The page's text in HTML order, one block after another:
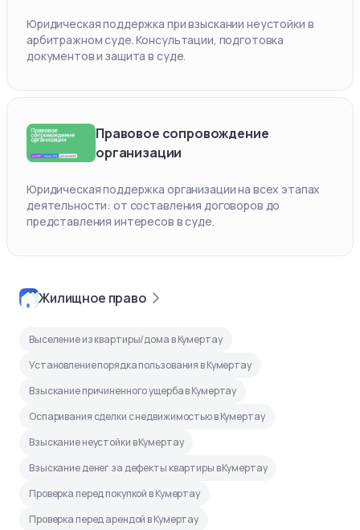
Юридическая поддержка при взыскании неустойки в
арбитражном суде. Консультации, подготовка
документов и защита в суде.
Правовое сопровождение
организации
Юридическая поддержка организации на всех этапах
деятельности: от составления договоров до
представления интересов в суде.
Жилищное право
Выселение из квартиры/дома в Кумертау
Установление порядка пользования в Кумертау
Взыскание причиненного ущерба в Кумертау
Оспаривания сделки с недвижимостью в Кумертау
Взыскание неустойки в Кумертау
Взыскание денег за дефекты квартиры в Кумертау
Проверка перед покупкой в Кумертау
Проверка перед арендой в Кумертау